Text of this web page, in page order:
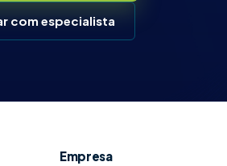
com especialista
Empresa